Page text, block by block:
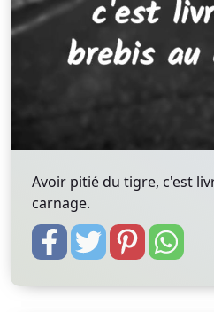
Avoir pitié du tigre, c'est
carnage.